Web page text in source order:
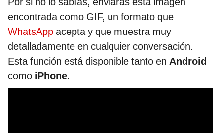
encontrada como GIF, un formato que
WhatsApp acepta y que muestra muy
detalladamente en cualquier conversación.
Esta función está disponible tanto en Android
como iPhone.